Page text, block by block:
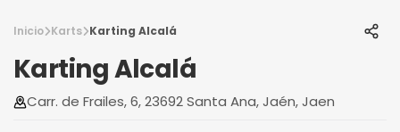
Inicio Karts Karting Alcalá
Karting Alcalá
Carr. de Frailes, 6, 23692 Santa Ana, Jaén, Jaen